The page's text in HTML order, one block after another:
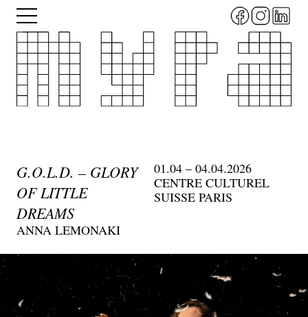
Aller
contenu
principal
Menu
G.O.L.D. – GLORY
OF LITTLE
DREAMS
ANNA LEMONAKI
01.04 – 04.04.2026
CENTRE CULTUREL
SUISSE PARIS